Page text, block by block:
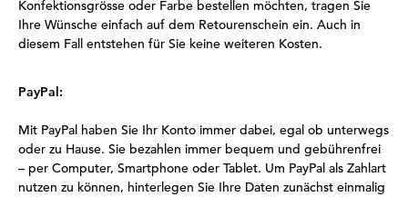
Konfektionsgrösse oder Farbe bestellen möchten, tragen Sie
Ihre Wünsche einfach auf dem Retourenschein ein. Auch in
diesem Fall entstehen für Sie keine weiteren Kosten.
PayPal:
Mit PayPal haben Sie Ihr Konto immer dabei, egal ob unterwegs
oder zu Hause. Sie bezahlen immer bequem und gebührenfrei
– per Computer, Smartphone oder Tablet. Um PayPal als Zahlart
nutzen zu können, hinterlegen Sie Ihre Daten zunächst einmalig